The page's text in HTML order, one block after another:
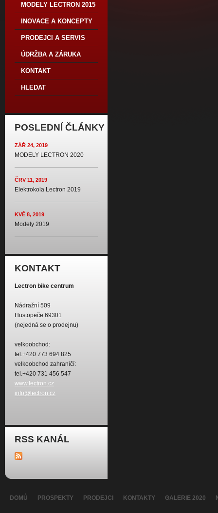
MODELY LECTRON 2015
INOVACE A KONCEPTY
PRODEJCI A SERVIS
ÚDRŽBA A ZÁRUKA
KONTAKT
HLEDAT
POSLEDNÍ ČLÁNKY
ZÁŘ 24, 2019
MODELY LECTRON 2020
ČRV 11, 2019
Elektrokola Lectron 2019
KVĚ 8, 2019
Modely 2019
KONTAKT
Lectron bike centrum
Nádražní 509
Hustopeče 69301
(nejedná se o prodejnu)
velkoobchod:
tel.+420 773 694 825
velkoobchod zahraničí:
tel.+420 731 456 547
www.lectron.cz
info@lectron.cz
RSS KANÁL
DOMŮ PROSPEKTY PRODEJCI KONTAKTY GALERIE 2020